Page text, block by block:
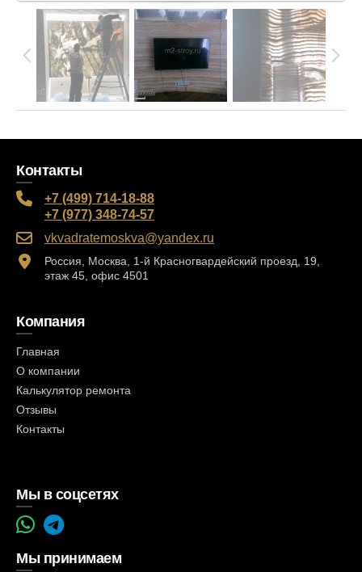
Контакты
+7 (499) 714-18-88
+7 (977) 348-74-57
vkvadratemoskva@yandex.ru
Россия, Москва, 1-й Красногвардейский проезд, 19,
этаж 45, офис 4501
Компания
Главная
О компании
Калькулятор ремонта
Отзывы
Контакты
Мы в соцсетях
Мы принимаем